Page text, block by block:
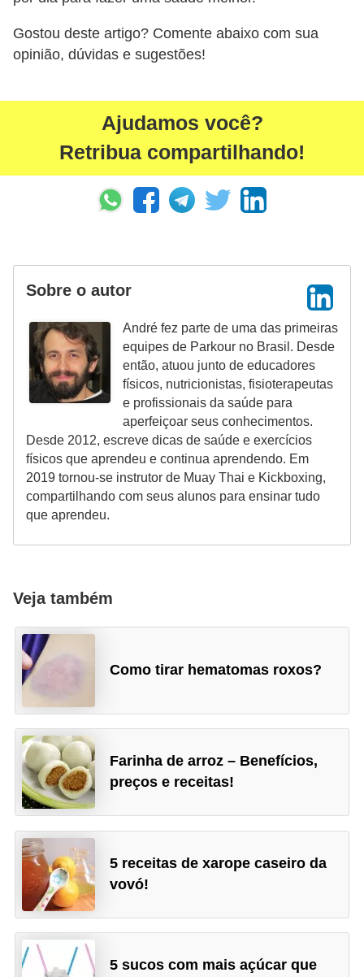
Gostou deste artigo? Comente abaixo com sua
opinião, dúvidas e sugestões!
Ajudamos você?
Retribua compartilhando!
Sobre o autor
André fez parte de uma das primeiras
equipes de Parkour no Brasil. Desde
então, atuou junto de educadores
físicos, nutricionistas, fisioterapeutas
e profissionais da saúde para
aperfeiçoar seus conhecimentos.
Desde 2012, escreve dicas de saúde e exercícios
físicos que aprendeu e continua aprendendo. Em
2019 tornou-se instrutor de Muay Thai e Kickboxing,
compartilhando com seus alunos para ensinar tudo
que aprendeu.
Veja também
Como tirar hematomas roxos?
Farinha de arroz – Benefícios,
preços e receitas!
5 receitas de xarope caseiro da
vovó!
5 sucos com mais açúcar que